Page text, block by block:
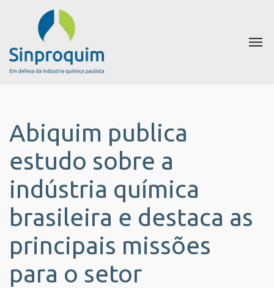
Abiquim publica
estudo sobre a
indústria química
brasileira e destaca as
principais missões
para o setor